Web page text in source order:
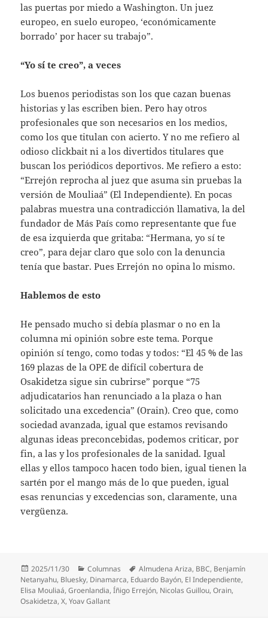
las puertas por miedo a Washington. Un juez
europeo, en suelo europeo, ‘económicamente
borrado’ por hacer su trabajo”.
“Yo sí te creo”, a veces
Los buenos periodistas son los que cazan buenas
historias y las escriben bien. Pero hay otros
profesionales que son necesarios en los medios,
como los que titulan con acierto. Y no me refiero al
odioso clickbait ni a los divertidos titulares que
buscan los periódicos deportivos. Me refiero a esto:
“Errejón reprocha al juez que asuma sin pruebas la
versión de Mouliaá” (El Independiente). En pocas
palabras muestra una contradicción llamativa, la del
fundador de Más País como representante que fue
de esa izquierda que gritaba: “Hermana, yo sí te
creo”, para dejar claro que solo con la denuncia
tenía que bastar. Pues Errejón no opina lo mismo.
Hablemos de esto
He pensado mucho si debía plasmar o no en la
columna mi opinión sobre este tema. Porque
opinión sí tengo, como todas y todos: “El 45 % de las
169 plazas de la OPE de difícil cobertura de
Osakidetza sigue sin cubrirse” porque “75
adjudicatarios han renunciado a la plaza o han
solicitado una excedencia” (Orain). Creo que, como
sociedad avanzada, igual que estamos revisando
algunas ideas preconcebidas, podemos criticar, por
fin, a las y los profesionales de la sanidad. Igual
ellas y ellos tampoco hacen todo bien, igual tienen la
sartén por el mango más de lo que pueden, igual
esas renuncias y excedencias son, claramente, una
vergüenza.
Publicado
el
2025/11/30 Categorías
Columnas Etiquetas
Almudena Ariza, BBC, Benjamín
Netanyahu, Bluesky, Dinamarca, Eduardo Bayón, El Independiente,
Elisa Mouliaá,Groenlandia,Íñigo Errejón, Nicolas Guillou,Orain,
Osakidetza,X,Yoav Gallant